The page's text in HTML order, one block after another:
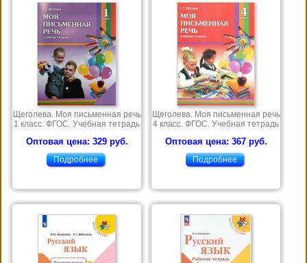
Щеголева. Моя письменная речь
1 класс. ФГОС. Учебная тетрадь
Оптовая цена: 329 руб.
Подробнее
Щеголева. Моя письменная речь
4 класс. ФГОС. Учебная тетрадь
Оптовая цена: 367 руб.
Подробнее